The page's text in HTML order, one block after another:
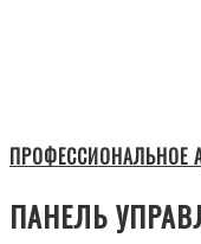
ПРОФЕССИОНАЛЬНОЕ
ПАНЕЛЬ